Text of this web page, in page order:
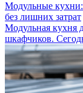
Модульные
без лишних затрат
Модульная кухня
шкафчиков.